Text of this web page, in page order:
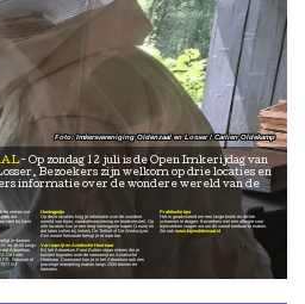
Bezoekers zijn welkom op drie locaties en
informatie over de wondere wereld van de
en nemen we
zien dat
veel bij komt
je daarom
en 16:00 langs
Arboretum
De Lutte,
PE, Rossum of
RJ
Honingpotje
Op deze locaties krijg je informatie over de wondere
wereld van bijen, voedselvoorziening en biodiversiteit. Op
alle locaties kun je een leeg honingpotje kopen (1 euro) en
dat laten vullen bij Imkerij De Tiethof of De Werkwijzer.
Een mooie fietsroute brengt je er naar toe.
Varroamijt en Aziatische Hoornaar
Bij het Arboretum Poort Bulten staan imkers die je
kunnen bijpraten over de varroamijt en Aziatische
Hoornaar. Daarnaast kun je in het Arboretum ook een
prachtige wandeling maken langs 2500 bomen en
heesters.
Praktische tips
Het is geadviseerd om een lange broek en dichte
schoenen te dragen. Bezoekers met een allergie voor
bijensteken vragen we om dit vooraf kenbaar te maken.
Zie ook www.bijenoldenzaal.nl
Imkersvereniging Oldenzaal en Losser / Carlien Oldekamp